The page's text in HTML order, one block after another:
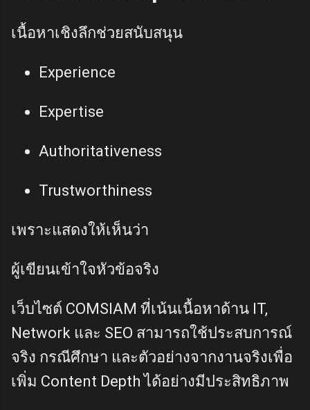
เนื้อหาเชิงลึกช่วยสนับสนุน
Experience
Expertise
Authoritativeness
Trustworthiness
เพราะแสดงให้เห็นว่า
ผู้เขียนเข้าใจหัวข้อจริง
เว็บไซต์ COMSIAM ที่เน้นเนื้อหาด้าน IT,
Network และ SEO สามารถใช้ประสบการณ์
จริง กรณีศึกษา และตัวอย่างจากงานจริงเพื่อ
เพิ่ม Content Depth ได้อย่างมีประสิทธิภาพ